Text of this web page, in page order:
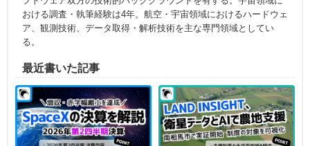
おける調査・執筆経験は4年。航空・宇宙領域におけるハードウェ
ア、観測技術、データ取得・解析技術を主な専門領域としてい
る。
最近書いた記事